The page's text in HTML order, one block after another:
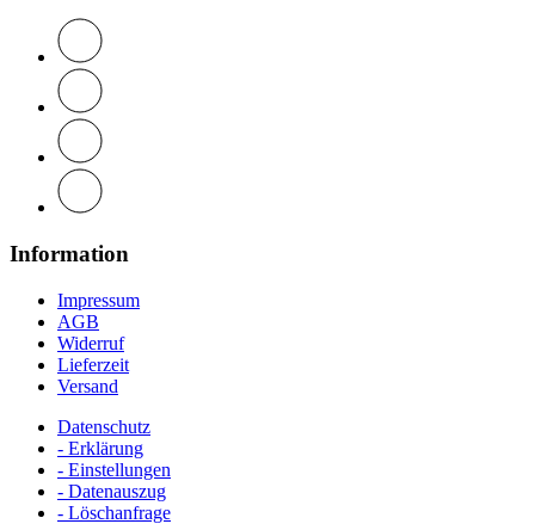
Information
Impressum
AGB
Widerruf
Lieferzeit
Versand
Datenschutz
- Erklärung
- Einstellungen
- Datenauszug
- Löschanfrage